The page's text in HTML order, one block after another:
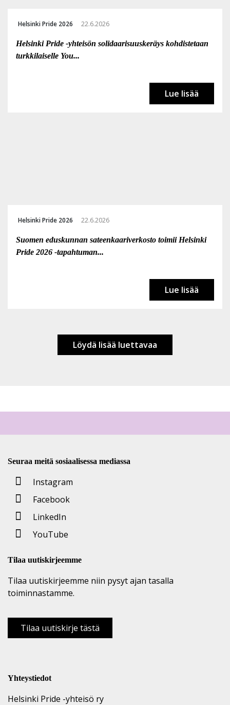
Helsinki Pride 2026 22.6.2026
Helsinki Pride -yhteisön solidaarisuuskeräys kohdistetaan
turkkilaiselle You...
Lue lisää
Helsinki Pride 2026 22.6.2026
Suomen eduskunnan sateenkaariverkosto toimii Helsinki
Pride 2026 -tapahtuman...
Lue lisää
Löydä lisää luettavaa
Seuraa meitä sosiaalisessa mediassa
Instagram
Facebook
LinkedIn
YouTube
Tilaa uutiskirjeemme
Tilaa uutiskirjeemme niin pysyt ajan tasalla
toiminnastamme.
Tilaa uutiskirje tästä
Yhteystiedot
Helsinki Pride -yhteisö ry